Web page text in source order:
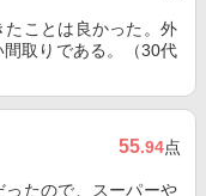
ことは良かった。外
取りである。（30代
55.94点
たので、スーパーや